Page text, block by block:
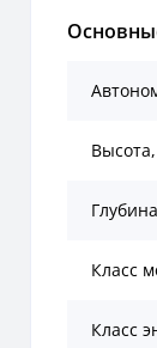
Класс
Класс